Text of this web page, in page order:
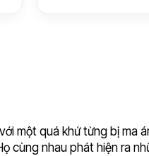
một quá khứ từng bị ma
cùng nhau phát hiện ra